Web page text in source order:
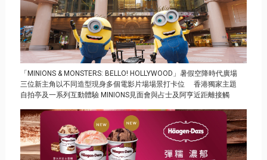
「MINIONS & MONSTERS: BELLO! HOLLYWOOD」暑假空降時代廣場
三位新主角以不同造型現身多個電影片場場景打卡位 香港獨家主題
自拍亭及一系列互動體驗 MINIONS見面會與占士及阿亨近距離接觸